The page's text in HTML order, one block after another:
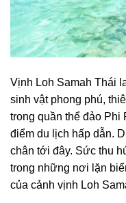
Vịnh Loh Samah Thái
sinh vật phong phú,
trong quần thể đảo Phi
điểm du lịch hấp dẫn.
chân tới đây. Sức thu
trong những nơi lặn
của cảnh vịnh Loh